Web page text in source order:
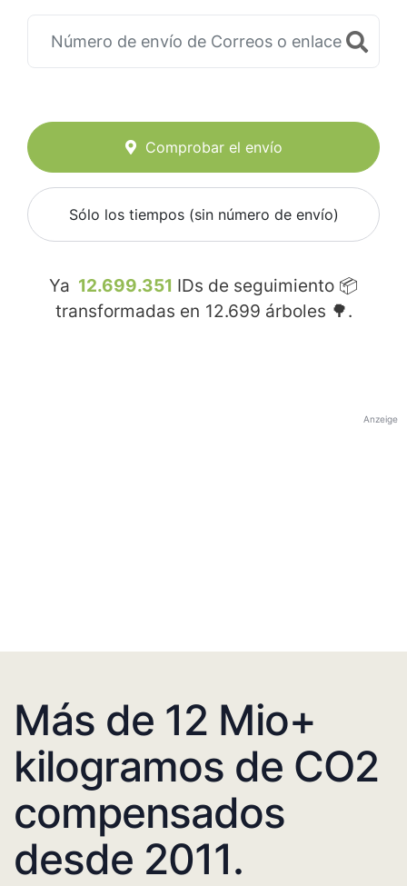
Comprobar el envío
Sólo los tiempos (sin número de envío)
Ya 12.699.351 IDs de seguimiento 📦
transformadas en 12.699 árboles 🌳.
Anzeige
Más de 12 Mio+
kilogramos de CO2
compensados
desde 2011.